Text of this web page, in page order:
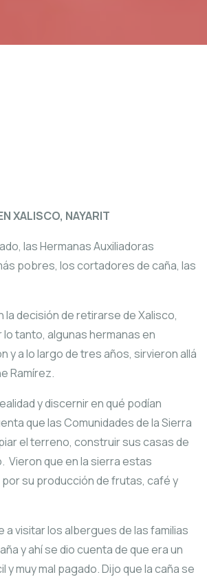
XALISCO, NAYARIT
las Hermanas Auxiliadoras
pobres, los cortadores de caña, las
decisión de retirarse de Xalisco,
tanto, algunas hermanas en
a lo largo de tres años, sirvieron allá
Ramírez.
y discernir en qué podían
que las Comunidades de la Sierra
el terreno, construir sus casas de
Vieron que en la sierra estas
su producción de frutas, café y
a visitar los albergues de las familias
y ahí se dio cuenta de que era un
y muy mal pagado. Dijo que la caña se